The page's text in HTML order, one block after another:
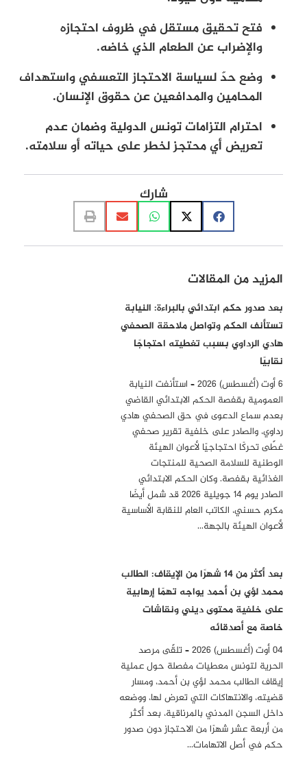
فتح تحقيق مستقل في ظروف احتجازه
والإضراب عن الطعام الذي خاضه.
وضع حدّ لسياسة الاحتجاز التعسفي واستهداف
المحامين والمدافعين عن حقوق الإنسان.
احترام التزامات تونس الدولية وضمان عدم
تعريض أي محتجز لخطر على حياته أو سلامته.
شارك
المزيد من المقالات
بعد صدور حكم ابتدائي بالبراءة: النيابة
تستأنف الحكم وتواصل ملاحقة الصحفي
هادي الرداوي بسبب تغطيته احتجاجًا
نقابيًا
6 أوت (أغسطس) 2026 – استأنفت النيابة
العمومية بقفصة الحكم الابتدائي القاضي
بعدم سماع الدعوى في حق الصحفي هادي
رداوي، والصادر على خلفية تقرير صحفي
غطّى تحركًا احتجاجيًا لأعوان الهيئة
الوطنية للسلامة الصحية للمنتجات
الغذائية بقفصة. وكان الحكم الابتدائي
الصادر يوم 14 جويلية 2026 قد شمل أيضًا
مكرم حسني، الكاتب العام للنقابة الأساسية
لأعوان الهيئة بالجهة…
بعد أكثر من 14 شهرًا من الإيقاف: الطالب
محمد لؤي بن أحمد يواجه تهمًا إرهابية
على خلفية محتوى ديني ونقاشات
خاصة مع أصدقائه
04 أوت (أغسطس) 2026 – تلقّى مرصد
الحرية لتونس معطيات مفصلة حول عملية
إيقاف الطالب محمد لؤي بن أحمد، ومسار
قضيته، والانتهاكات التي تعرض لها، ووضعه
داخل السجن المدني بالمرناقية، بعد أكثر
من أربعة عشر شهرًا من الاحتجاز دون صدور
حكم في أصل الاتهامات…